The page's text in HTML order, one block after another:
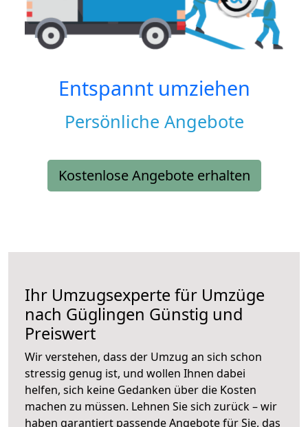
Entspannt umziehen
Persönliche Angebote
Kostenlose Angebote erhalten
Ihr Umzugsexperte für Umzüge
nach Güglingen Günstig und
Preiswert
Wir verstehen, dass der Umzug an sich schon
stressig genug ist, und wollen Ihnen dabei
helfen, sich keine Gedanken über die Kosten
machen zu müssen. Lehnen Sie sich zurück – wir
haben garantiert passende Angebote für Sie, das